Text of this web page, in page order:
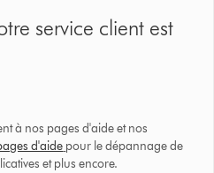
service client est
à nos pages d'aide et nos
d'aide pour le dépannage de
et plus encore.